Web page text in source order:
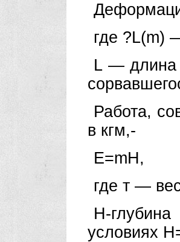
где ?L(m)
L — длина
Работа,
в кгм,-
Е=mН,
где т —
Н-
условиях